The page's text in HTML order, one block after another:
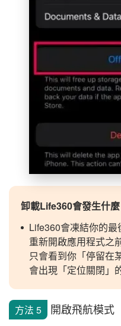
卸載Life360會發生什麼
Life360會凍結你的
重新開啟應用程式之
只會看到你「停留在
會出現「定位關閉」
方法 5 開啟飛航模式